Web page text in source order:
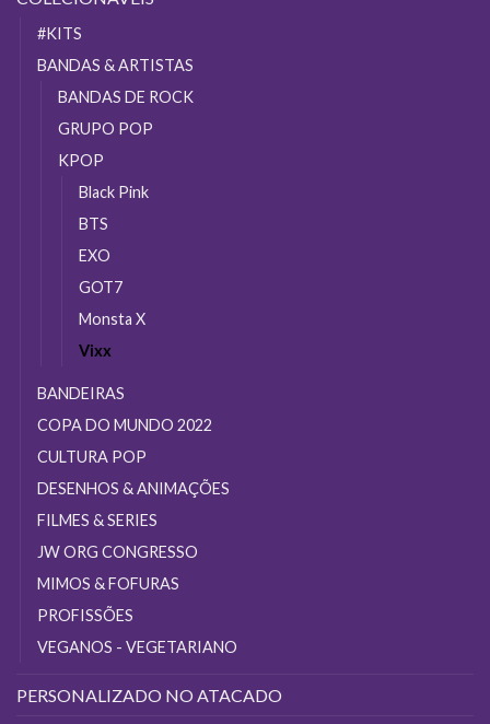
página
do
#KITS
BANDAS & ARTISTAS
BANDAS DE ROCK
GRUPO POP
KPOP
Black Pink
BTS
EXO
GOT7
Monsta X
Vixx
BANDEIRAS
COPA DO MUNDO 2022
CULTURA POP
DESENHOS & ANIMAÇÕES
FILMES & SERIES
JW ORG CONGRESSO
MIMOS & FOFURAS
PROFISSÕES
VEGANOS - VEGETARIANO
PERSONALIZADO NO ATACADO